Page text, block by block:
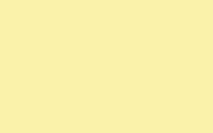
много других групп. Много чего
через неделю у нас на пути снова
или
На этот раз наша группа была на два
больше, Джек и Рэнди. Мы тут же
Благо на этот раз у нас всех было
можно нанести хоть какой-то урон.
когти, а тела не было видно. Он
нас, он укусил Джесс в руку, а
своими когтями. Слава всему